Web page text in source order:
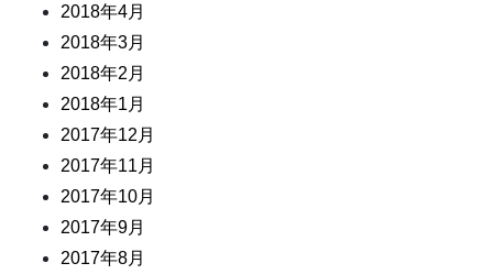
2018年4月
2018年3月
2018年2月
2018年1月
2017年12月
2017年11月
2017年10月
2017年9月
2017年8月